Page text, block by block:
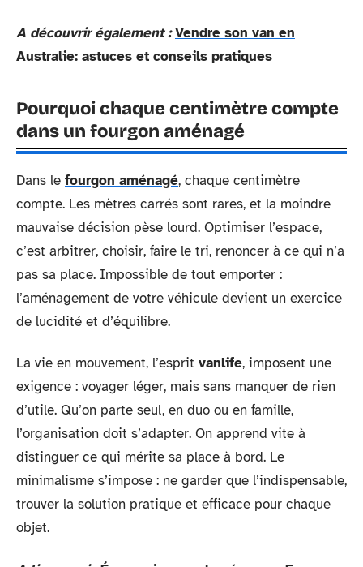
A découvrir également : Vendre son van en
Australie: astuces et conseils pratiques
Pourquoi chaque centimètre compte
dans un fourgon aménagé
Dans le fourgon aménagé, chaque centimètre
compte. Les mètres carrés sont rares, et la moindre
mauvaise décision pèse lourd. Optimiser l’espace,
c’est arbitrer, choisir, faire le tri, renoncer à ce qui n’a
pas sa place. Impossible de tout emporter :
l’aménagement de votre véhicule devient un exercice
de lucidité et d’équilibre.
La vie en mouvement, l’esprit vanlife, imposent une
exigence : voyager léger, mais sans manquer de rien
d’utile. Qu’on parte seul, en duo ou en famille,
l’organisation doit s’adapter. On apprend vite à
distinguer ce qui mérite sa place à bord. Le
minimalisme s’impose : ne garder que l’indispensable,
trouver la solution pratique et efficace pour chaque
objet.